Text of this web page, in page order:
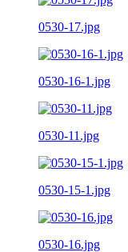
0530-17.jpg
0530-16-1.jpg
0530-11.jpg
0530-15-1.jpg
0530-16.jpg